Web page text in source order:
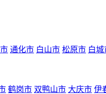
通化市 白山市 松原市 白城
鹤岗市 双鸭山市 大庆市 伊